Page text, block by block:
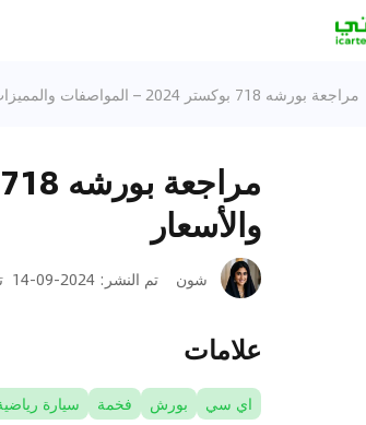
مراجعة بورشه 718 بوكستر 2024 – المواصفات والمميزات والأسعار
والأسعار
شون تم النشر :
2024-09-14
علامات
اي سي بورش فخمة سيارة